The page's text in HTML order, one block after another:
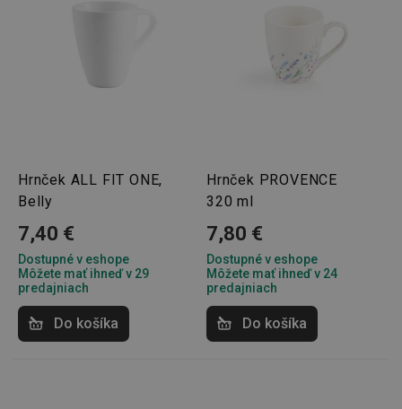
Hrnček ALL FIT ONE,
Belly
7,40 €
Dostupné v eshope
Môžete mať ihneď v 29
predajniach
Do košíka
Hrnček PROVENCE
320 ml
7,80 €
Dostupné v eshope
Môžete mať ihneď v 24
predajniach
Do košíka
Poskytovateľ/